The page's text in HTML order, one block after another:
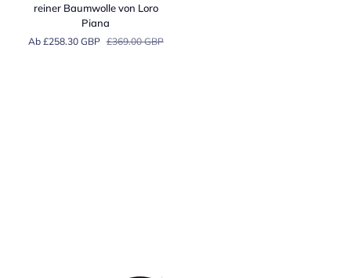
Baumwolle
reiner Baumwolle von Loro
Piana
Ab £258.30 GBP £369.00 GBP